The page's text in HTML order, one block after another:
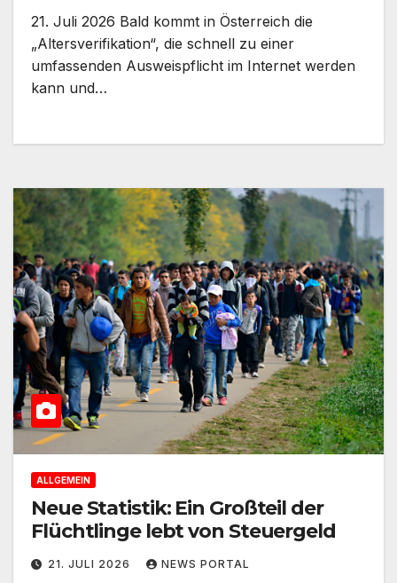
21. Juli 2026 Bald kommt in Österreich die
„Altersverifikation“, die schnell zu einer
umfassenden Ausweispflicht im Internet werden
kann und…
ALLGEMEIN
Neue Statistik: Ein Großteil der
Flüchtlinge lebt von Steuergeld
21. JULI 2026 NEWS PORTAL